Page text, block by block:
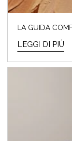
LA GUIDA
LEGGI DI PIÙ